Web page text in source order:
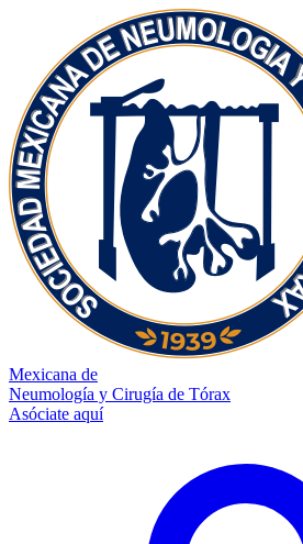
Mexicana de
Neumología y Cirugía de Tórax
Asóciate aquí